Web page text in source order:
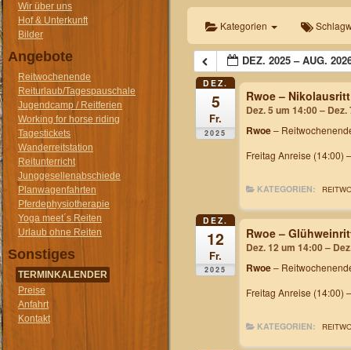
Wir über uns
Hof & Unterkunft
Bilder
Angebote
Reitwochenende
Reiturlaub/Tagespauschale
Jugendcamp / Reitferien
Working for horse riding
Tagestickets
Wanderreitstation
Reitunterricht
Junggesellenabschiede
Planwagenfahrten
Pferdephysiotherapie
Yoga meet´s Reiten
Urlaub ohne Reiten
Sonstiges
TERMINKALENDER
Preise
Anfahrt
Kontakt
Kategorien
DEZ. 2025 – AUG.
DEZ.
5
Fr.
2025
Rwoe – Nikolausritt
Dez. 5 um 14:00 –
Rwoe–
Freitag Anreise (14:00)
KATEGORIEN:
DEZ.
12
Fr.
2025
Rwoe –
Dez. 12 um 14:00 –
Rwoe–
Freitag Anreise (14:00)
KATEGORIEN: